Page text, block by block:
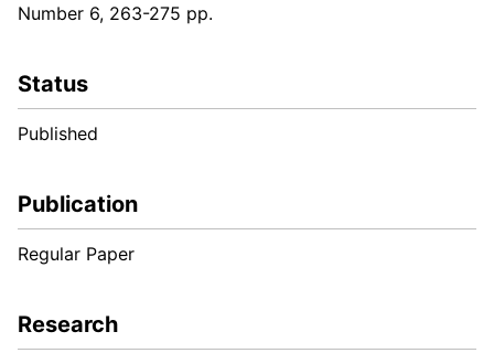
Number 6, 263-275 pp.
Status
Published
Publication
Regular Paper
Research